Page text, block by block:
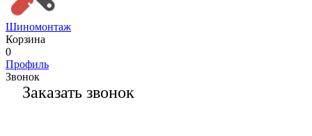
Шиномонтаж
Корзина
0
Профиль
Звонок
Заказать звонок